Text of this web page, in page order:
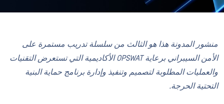
منشور المدونة هذا هو الثالث من سلسلة تدريب مستمرة على
الأمن السيبراني برعاية OPSWAT الأكاديمية التي تستعرض التقنيات
والعمليات المطلوبة لتصميم وتنفيذ وإدارة برنامج حماية البنية
التحتية الحرجة.